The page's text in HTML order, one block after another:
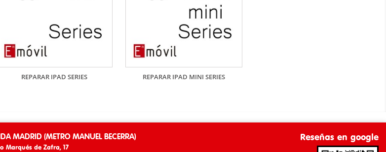
REPARAR IPAD SERIES REPARAR IPAD MINI SERIES
MADRID (METRO MANUEL BECERRA)
Marqués de Zafra, 17
Reseñas en google